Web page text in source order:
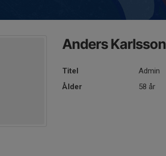
Anders Karlsson
Titel
Admin
Ålder
58 år